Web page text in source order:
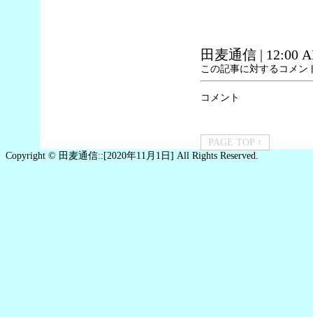
田麦通信| 12:00
この記事に対するコメン
コメント
PAGE TOP ↑
Copyright © 田麦通信::[2020年11月1日] All Rights Reserved.